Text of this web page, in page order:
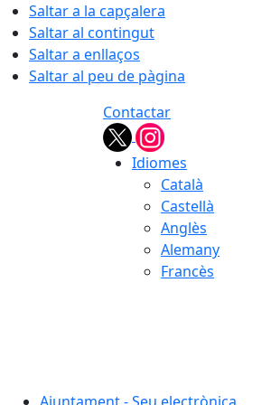
Saltar a la capçalera
Saltar al contingut
Saltar a enllaços
Saltar al peu de pàgina
Contactar
Idiomes
Català
Castellà
Anglès
Alemany
Francès